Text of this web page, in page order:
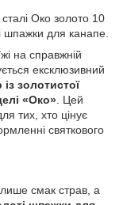
Око золото 10
шпажки для канапе.
на справжній
ексклюзивний
із золотистої
«Око». Цей
тих, хто цінує
святкового
смак страв, а